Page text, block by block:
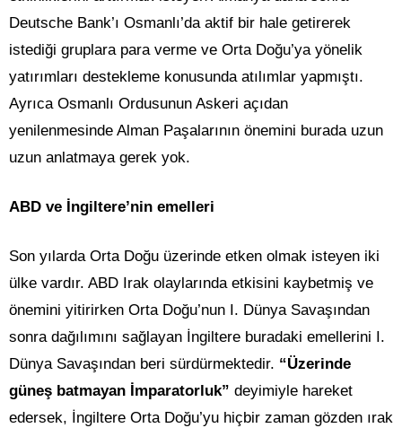
Deutsche Bank’ı Osmanlı’da aktif bir hale getirerek
istediği gruplara para verme ve Orta Doğu’ya yönelik
yatırımları destekleme konusunda atılımlar yapmıştı.
Ayrıca Osmanlı Ordusunun Askeri açıdan
yenilenmesinde Alman Paşalarının önemini burada uzun
uzun anlatmaya gerek yok.
ABD ve İngiltere’nin emelleri
Son yılarda Orta Doğu üzerinde etken olmak isteyen iki
ülke vardır. ABD Irak olaylarında etkisini kaybetmiş ve
önemini yitirirken Orta Doğu’nun I. Dünya Savaşından
sonra dağılımını sağlayan İngiltere buradaki emellerini I.
Dünya Savaşından beri sürdürmektedir. “Üzerinde
güneş batmayan İmparatorluk” deyimiyle hareket
edersek, İngiltere Orta Doğu’yu hiçbir zaman gözden ırak